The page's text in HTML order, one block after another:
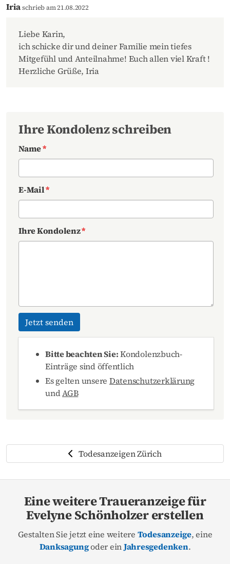
Iriaschrieb am 21.08.2022
Liebe Karin,
ich schicke dir und deiner Familie mein tiefes
Mitgefühl und Anteilnahme! Euch allen viel Kraft !
Herzliche Grüße, Iria
Ihre Kondolenz schreiben
Name*
E-Mail*
Ihre Kondolenz*
Jetzt senden
Bitte beachten Sie:Kondolenzbuch-
Einträge sind öffentlich
Es gelten unsere Datenschutzerklärung
undAGB
Todesanzeigen Zürich
Eine weitere Traueranzeige für
Evelyne Schönholzer erstellen
Gestalten Sie jetzt eine weitere Todesanzeige, eine
Danksagungoder einJahresgedenken.